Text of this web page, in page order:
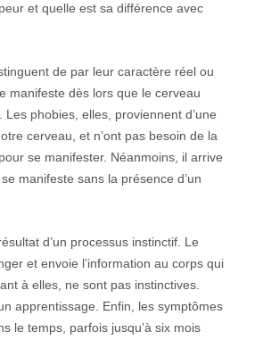
et quelle est sa différence avec
de par leur caractère réel ou
manifeste dès lors que le cerveau
. Les phobies, elles, proviennent d’une
cerveau, et n’ont pas besoin de la
se manifester. Néanmoins, il arrive
manifeste sans la présence d’un
d’un processus instinctif. Le
et envoie l’information au corps qui
à elles, ne sont pas instinctives.
apprentissage. Enfin, les symptômes
le temps, parfois jusqu’à six mois